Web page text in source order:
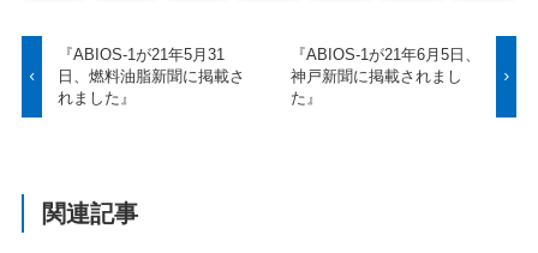
『ABIOS-1が21年5月31
日、燃料油脂新聞に掲載さ
れました』
『ABIOS-1が21年6月5日、
神戸新聞に掲載されまし
た』
関連記事